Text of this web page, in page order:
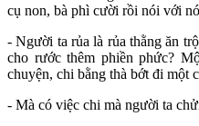
cụ non, bà phì cười rồi nói với
- Người ta rủa là rủa thằng ăn
cho rước thêm phiền phức?
chuyện, chi bằng thà bớt đi một
- Mà có việc chi mà người ta